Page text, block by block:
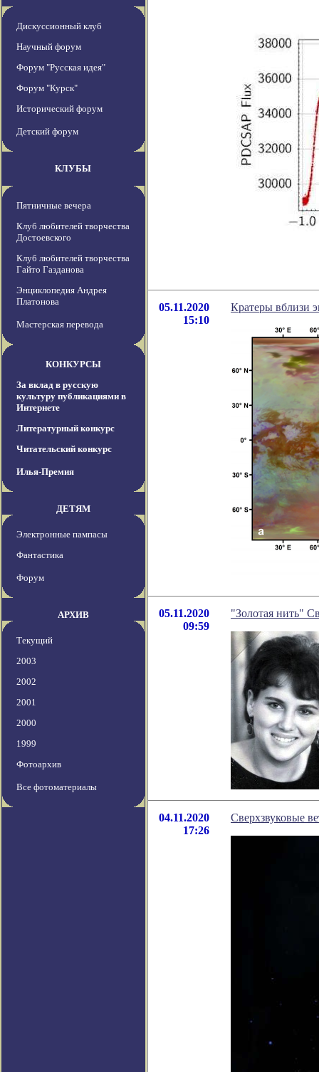
Дискуссионный клуб
Научный форум
Форум "Русская идея"
Форум "Курск"
Исторический форум
Детский форум
КЛУБЫ
Пятничные вечера
Клуб любителей творчества
Достоевского
Клуб любителей творчества
Гайто Газданова
Энциклопедия Андрея
Платонова
Мастерская перевода
КОНКУРСЫ
За вклад в русскую
культуру публикациями в
Интернете
Литературный конкурс
Читательский конкурс
Илья-Премия
ДЕТЯМ
Электронные пампасы
Фантастика
Форум
АРХИВ
Текущий
2003
2002
2001
2000
1999
Фотоархив
Все фотоматериалы
05.11.2020
15:10
Кратеры вблизи
05.11.2020
09:59
"Золотая нить"
04.11.2020
17:26
Сверхзвуковые